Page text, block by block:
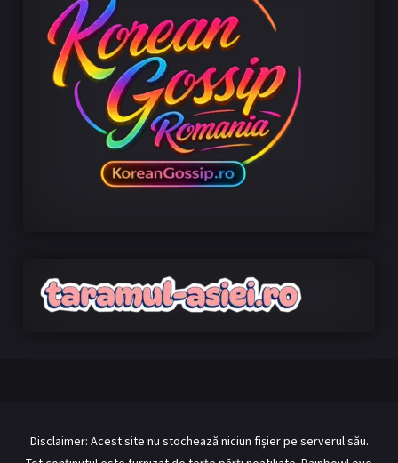
Disclaimer: Acest site nu stochează niciun fișier pe serverul său.